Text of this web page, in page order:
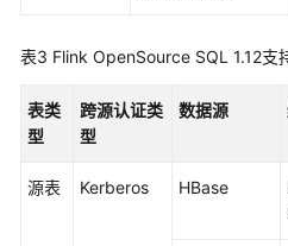
DLI
写
外
表3 Flink OpenSource SQL 1.12支
表类
型
跨源认证类
型
数据源
源表 Kerberos HBase